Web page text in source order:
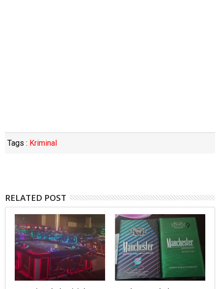
Tags : Kriminal
RELATED POST